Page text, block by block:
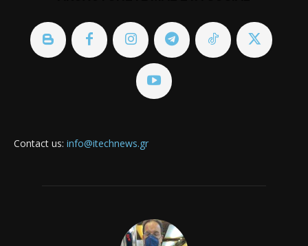
Contact us: info@itechnews.gr